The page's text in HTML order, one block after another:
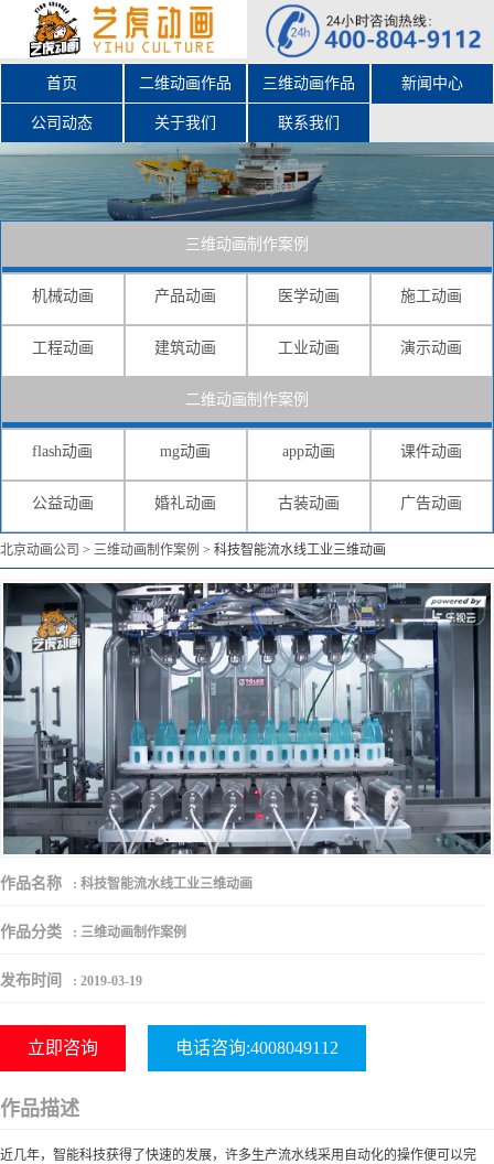
首页 二维动画作品 三维动画作品 新闻中心
公司动态 关于我们 联系我们
三维动画制作案例
机械动画 产品动画 医学动画 施工动画
工程动画 建筑动画 工业动画 演示动画
二维动画制作案例
flash动画 mg动画 app动画 课件动画
公益动画 婚礼动画 古装动画 广告动画
北京动画公司 > 三维动画制作案例 > 科技智能流水线工业三维动画
作品名称 : 科技智能流水线工业三维动画
作品分类 : 三维动画制作案例
发布时间 : 2019-03-19
立即咨询 电话咨询:4008049112
作品描述
近几年，智能科技获得了快速的发展，许多生产流水线采用自动化的操作便可以完